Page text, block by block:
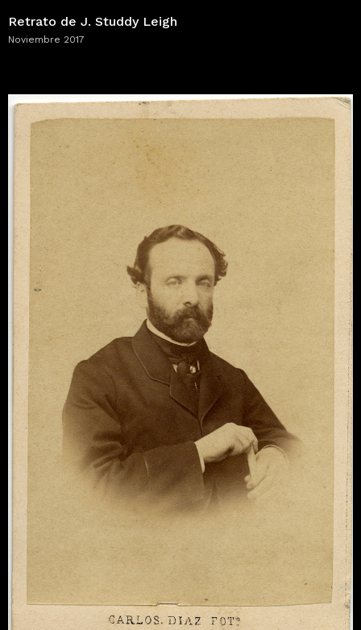
Retrato de J. Studdy Leigh
Noviembre 2017